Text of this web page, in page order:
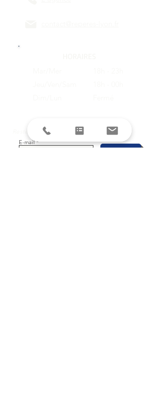
Restez informés avec la newsletter !
E-mail